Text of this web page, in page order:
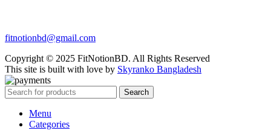
fitnotionbd@gmail.com
Copyright © 2025 FitNotionBD. All Rights Reserved
This site is built with love by Skyranko Bangladesh
Search
Menu
Categories